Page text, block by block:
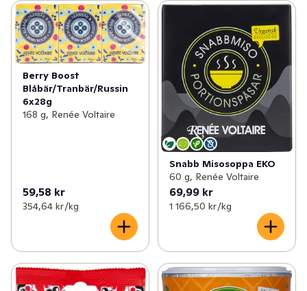
Berry Boost
Blåbär/Tranbär/Russin
6x28g
168 g, Renée Voltaire
59,58 kr
354,64 kr /kg
Snabb Misosoppa EKO
60 g, Renée Voltaire
69,99 kr
1 166,50 kr /kg